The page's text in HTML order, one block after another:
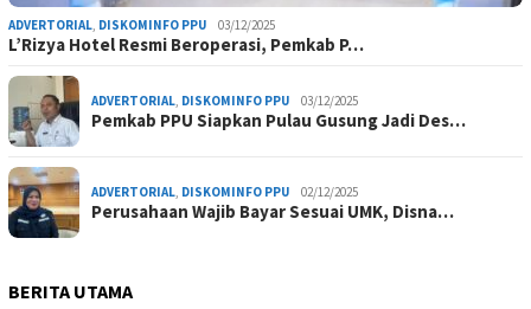
ADVERTORIAL, DISKOMINFO PPU 03/12/2025
L’Rizya Hotel Resmi Beroperasi, Pemkab P…
ADVERTORIAL, DISKOMINFO PPU 03/12/2025
Pemkab PPU Siapkan Pulau Gusung Jadi Des…
ADVERTORIAL, DISKOMINFO PPU 02/12/2025
Perusahaan Wajib Bayar Sesuai UMK, Disna…
BERITA UTAMA